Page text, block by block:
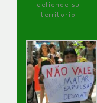
defiende su
territorio